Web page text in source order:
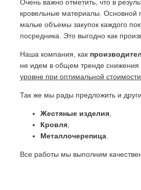
Очень важно отметить, что в
кровельные материалы. Основной
малые объемы закупок каждого
посредника. Это выгодно как
Наша компания, как
не идем в общем тренде снижения
уровне при оптимальной стоимости
Так же мы рады предложить и
Жестяные изделия
Кровля
Металлочерепица
Все работы мы выполним